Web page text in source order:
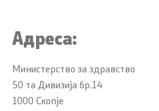
Огласи
Проекти
Превенција
Адреса:
Министерство за здравство
50 та Дивизија бр.14
1000 Скопје